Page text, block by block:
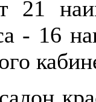
21
- 16